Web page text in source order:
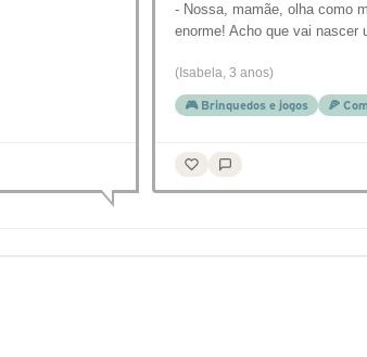
- Nossa, mamãe, olha como
enorme! Acho que vai nascer
(Isabela, 3 anos)
🎮 Brinquedos e jogos 🍕